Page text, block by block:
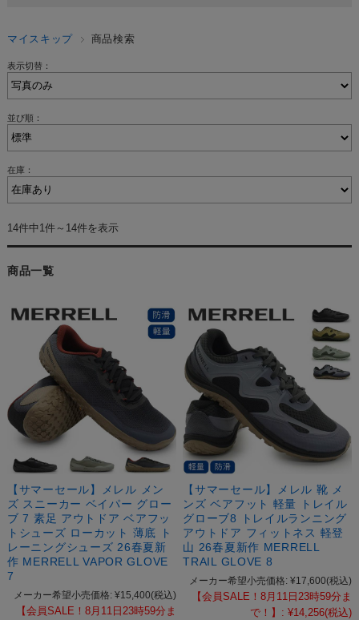
マイスキップ 商品検索
表示切替：
並び順：
在庫：
14件中1件～14件を表示
商品一覧
【サマーセール】メレル メン
ズ スニーカー ベイパー グロー
ブ 7 素足 アウトドア ベアフッ
トシューズ ローカット 薄底 ト
レーニングシューズ 26春夏新
作 MERRELL VAPOR GLOVE
7
メーカー希望小売価格: ¥15,400(税込)
【会員SALE！8月11日23時59分ま
【サマーセール】メレル 靴 メ
ンズ ベアフット 軽量 トレイル
グローブ8 トレイルランニング
アウトドア フィットネス 軽登
山 26春夏新作 MERRELL
TRAIL GLOVE 8
メーカー希望小売価格: ¥17,600(税込)
【会員SALE！8月11日23時59分ま
で！】: ¥14,256(税込)